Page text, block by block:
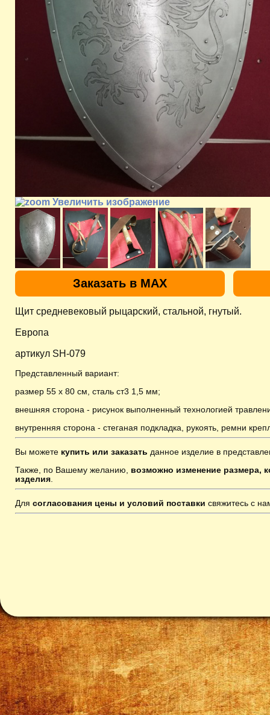
Увеличить изображение
Заказать в MAX
Щит средневековый рыцарский, стальной, гнутый.
Европа
артикул SH-079
Представленный вариант:
размер 55 х 80 см, сталь ст3 1,5 мм;
внешняя сторона - рисунок выполненный технологией
внутренняя сторона - стеганая подкладка, рукоять, ремни
Вы можете купить или заказать данное изделие в
Также, по Вашему желанию, возможно изменение размера,
изделия
Для согласования цены и условий поставки свяжитесь с